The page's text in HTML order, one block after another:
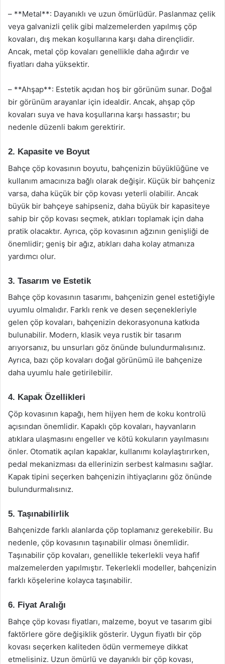
– **Metal**: Dayanıklı ve uzun ömürlüdür. Paslanmaz çelik
veya galvanizli çelik gibi malzemelerden yapılmış çöp
kovaları, dış mekan koşullarına karşı daha dirençlidir.
Ancak, metal çöp kovaları genellikle daha ağırdır ve
fiyatları daha yüksektir.
– **Ahşap**: Estetik açıdan hoş bir görünüm sunar. Doğal
bir görünüm arayanlar için idealdir. Ancak, ahşap çöp
kovaları suya ve hava koşullarına karşı hassastır; bu
nedenle düzenli bakım gerektirir.
2. Kapasite ve Boyut
Bahçe çöp kovasının boyutu, bahçenizin büyüklüğüne ve
kullanım amacınıza bağlı olarak değişir. Küçük bir bahçeniz
varsa, daha küçük bir çöp kovası yeterli olabilir. Ancak
büyük bir bahçeye sahipseniz, daha büyük bir kapasiteye
sahip bir çöp kovası seçmek, atıkları toplamak için daha
pratik olacaktır. Ayrıca, çöp kovasının ağzının genişliği de
önemlidir; geniş bir ağız, atıkları daha kolay atmanıza
yardımcı olur.
3. Tasarım ve Estetik
Bahçe çöp kovasının tasarımı, bahçenizin genel estetiğiyle
uyumlu olmalıdır. Farklı renk ve desen seçenekleriyle
gelen çöp kovaları, bahçenizin dekorasyonuna katkıda
bulunabilir. Modern, klasik veya rustik bir tasarım
arıyorsanız, bu unsurları göz önünde bulundurmalısınız.
Ayrıca, bazı çöp kovaları doğal görünümü ile bahçenize
daha uyumlu hale getirilebilir.
4. Kapak Özellikleri
Çöp kovasının kapağı, hem hijyen hem de koku kontrolü
açısından önemlidir. Kapaklı çöp kovaları, hayvanların
atıklara ulaşmasını engeller ve kötü kokuların yayılmasını
önler. Otomatik açılan kapaklar, kullanımı kolaylaştırırken,
pedal mekanizması da ellerinizin serbest kalmasını sağlar.
Kapak tipini seçerken bahçenizin ihtiyaçlarını göz önünde
bulundurmalısınız.
5. Taşınabilirlik
Bahçenizde farklı alanlarda çöp toplamanız gerekebilir. Bu
nedenle, çöp kovasının taşınabilir olması önemlidir.
Taşınabilir çöp kovaları, genellikle tekerlekli veya hafif
malzemelerden yapılmıştır. Tekerlekli modeller, bahçenizin
farklı köşelerine kolayca taşınabilir.
6. Fiyat Aralığı
Bahçe çöp kovası fiyatları, malzeme, boyut ve tasarım gibi
faktörlere göre değişiklik gösterir. Uygun fiyatlı bir çöp
kovası seçerken kaliteden ödün vermemeye dikkat
etmelisiniz. Uzun ömürlü ve dayanıklı bir çöp kovası,